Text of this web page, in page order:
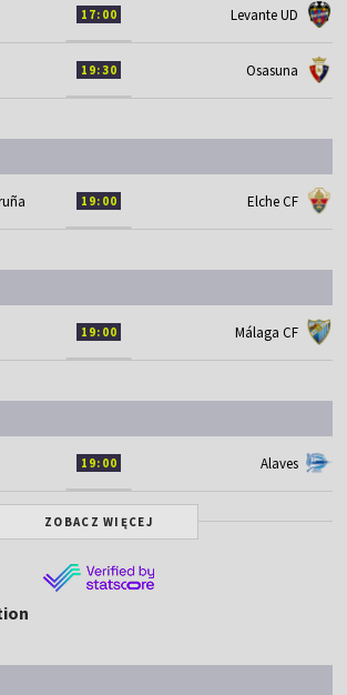
17:00 Levante UD
19:30 Osasuna
19:00 Elche CF
19:00 Málaga CF
19:00 Alaves
ZOBACZ WIĘCEJ